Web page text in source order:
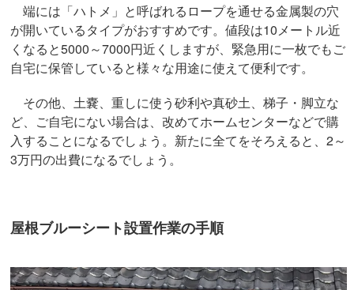
端には「ハトメ」と呼ばれるロープを通せる金属製の穴
が開いているタイプがおすすめです。値段は10メートル近
くなると5000～7000円近くしますが、緊急用に一枚でもご
自宅に保管していると様々な用途に使えて便利です。
その他、土嚢、重しに使う砂利や真砂土、梯子・脚立な
ど、ご自宅にない場合は、改めてホームセンターなどで購
入することになるでしょう。新たに全てをそろえると、2～
3万円の出費になるでしょう。
屋根ブルーシート設置作業の手順